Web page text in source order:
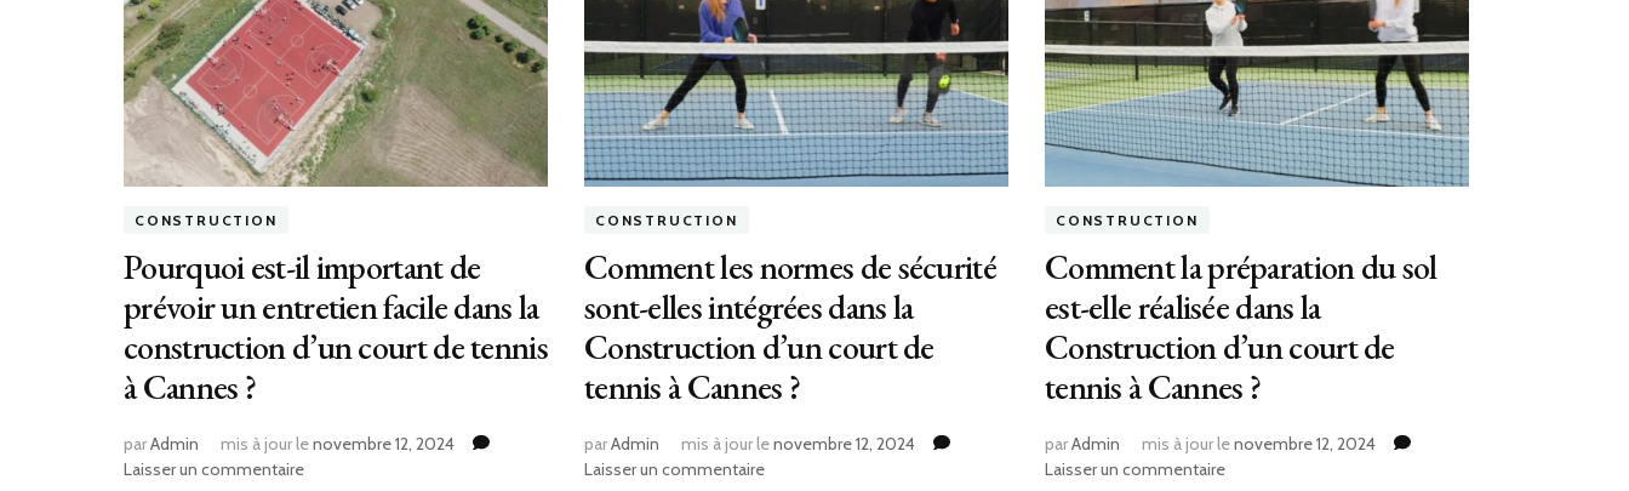
CONSTRUCTION
Pourquoi est-il important de
prévoir un entretien facile dans la
construction d’un court de tennis
à Cannes ?
parAdmin mis à jour lenovembre 12, 2024
Laisser un commentairesur
CONSTRUCTION
Comment les normes de sécurité
sont-elles intégrées dans la
Construction d’un court de
tennis à Cannes ?
parAdmin mis à jour lenovembre 12, 2024
Laisser un commentairesur
CONSTRUCTION
Comment la préparation du sol
est-elle réalisée dans la
Construction d’un court de
tennis à Cannes ?
parAdmin mis à jour lenovembre 12, 2024
Laisser un commentairesur